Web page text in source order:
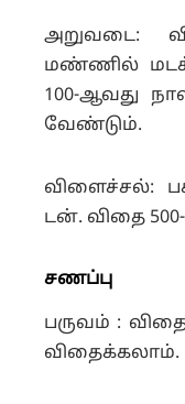
அறுவடை:
மண்ணில்
100-ஆவது
வேண்டும்.
விளைச்சல்:
டன். விதை
சணப்பு
பருவம் :
விதைக்கலாம்.